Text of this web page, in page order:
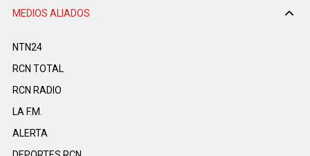
MEDIOS ALIADOS
NTN24
RCN TOTAL
RCN RADIO
LA F.M.
ALERTA